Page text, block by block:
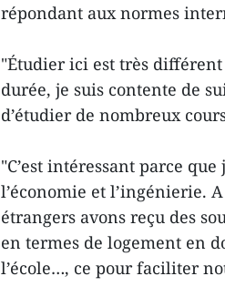
répondant aux normes
"Étudier ici est très
durée, je suis contente de
d’étudier de nombreux
"C’est intéressant parce
l’économie et l’ingénierie.
étrangers avons reçu des
en termes de logement en
l’école…, ce pour faciliter